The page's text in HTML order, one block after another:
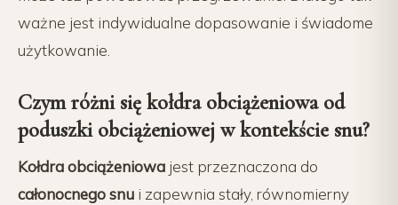
ważne jest indywidualne dopasowanie i świadome
użytkowanie.
Czym różni się kołdra obciążeniowa od
poduszki obciążeniowej w kontekście snu?
Kołdra obciążeniowa jest przeznaczona do
całonocnego snu i zapewnia stały, równomierny